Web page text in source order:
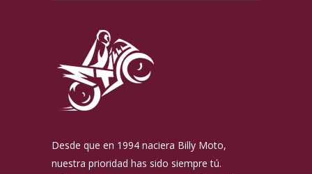
Desde que en 1994 naciera Billy Moto,
nuestra prioridad has sido siempre tú.